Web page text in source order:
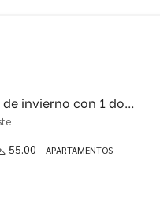
Apartamento en alquiler de invierno con 1 dormitorio!!
55.00 APARTAMENTOS